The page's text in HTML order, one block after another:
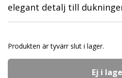
elegant detalj till
Produkten är tyvärr slut i lager.
Ej i